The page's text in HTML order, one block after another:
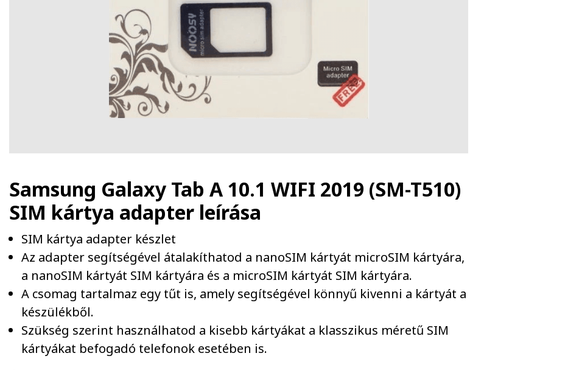
Samsung Galaxy Tab A 10.1 WIFI 2019 (SM-T510)
SIM kártya adapter leírása
SIM kártya adapter készlet
Az adapter segítségével átalakíthatod a nanoSIM kártyát microSIM kártyára,
a nanoSIM kártyát SIM kártyára és a microSIM kártyát SIM kártyára.
A csomag tartalmaz egy tűt is, amely segítségével könnyű kivenni a kártyát a
készülékből.
Szükség szerint használhatod a kisebb kártyákat a klasszikus méretű SIM
kártyákat befogadó telefonok esetében is.